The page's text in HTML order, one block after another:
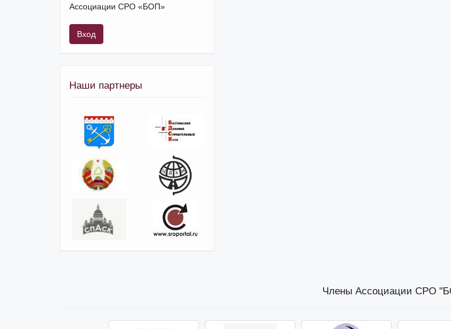
Ассоциации СРО «БОП»
Вход
Наши партнеры
Члены Ассоциации СРО